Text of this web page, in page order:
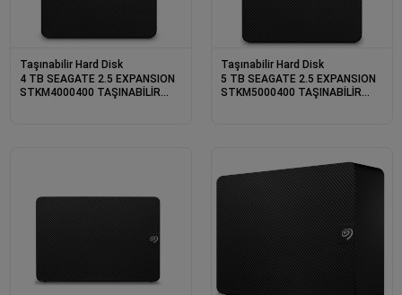
Taşınabilir Hard Disk
4 TB SEAGATE 2.5 EXPANSION
STKM4000400 TAŞINABİLİR
Taşınabilir Hard Disk
5 TB SEAGATE 2.5 EXPANSION
STKM5000400 TAŞINABİLİR